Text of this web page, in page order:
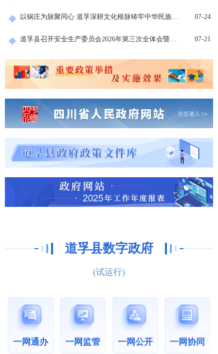
以锅庄为脉聚同心 道孚深耕文化根脉铸牢中华民族共同体意识 07-24
道孚县召开安全生产委员会2026年第三次全体会暨全县防汛防地灾工作部署会议 07-21
道孚县数字政府
(试运行)
一网通办 一网监管 一网公开 一网协同